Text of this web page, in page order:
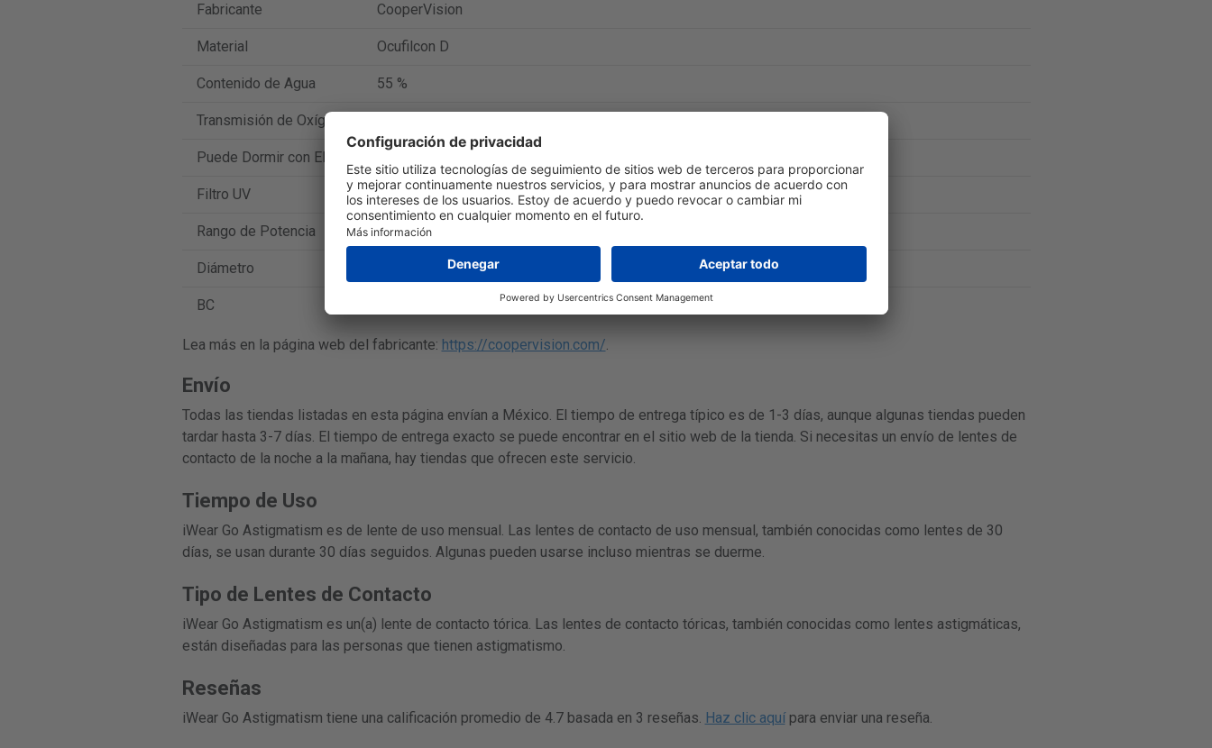
Fabricante CooperVision
Material Ocufilcon D
Contenido de Agua 55 %
Transmisión de Oxígeno
Puede Dormir con Ellas
Filtro UV Sí
Rango de Potencia de -9 a 6
Diámetro
BC
Lea más en la página web del fabricante: https://coopervision.com/.
Envío
Todas las tiendas listadas en esta página envían a México. El tiempo de entrega típico es de 1-3 días, aunque algunas tiendas pueden
tardar hasta 3-7 días. El tiempo de entrega exacto se puede encontrar en el sitio web de la tienda. Si necesitas un envío de lentes de
contacto de la noche a la mañana, hay tiendas que ofrecen este servicio.
Tiempo de Uso
iWear Go Astigmatism es de lente de uso mensual. Las lentes de contacto de uso mensual, también conocidas como lentes de 30
días, se usan durante 30 días seguidos. Algunas pueden usarse incluso mientras se duerme.
Tipo de Lentes de Contacto
iWear Go Astigmatism es un(a) lente de contacto tórica. Las lentes de contacto tóricas, también conocidas como lentes astigmáticas,
están diseñadas para las personas que tienen astigmatismo.
Reseñas
iWear Go Astigmatism tiene una calificación promedio de 4.7 basada en 3 reseñas. Haz clic aquípara enviar una reseña.